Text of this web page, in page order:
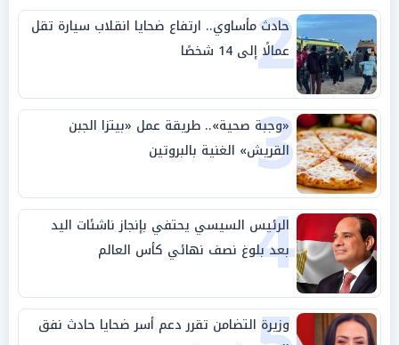
2
حادث مأساوي.. ارتفاع ضحايا انقلاب سيارة تقل
عمالًا إلى 14 شخصًا
3
«وجبة صحية».. طريقة عمل «بيتزا الجبن
القريش» الغنية بالبروتين
4
الرئيس السيسي يحتفي بإنجاز ناشئات اليد
بعد بلوغ نصف نهائي كأس العالم
وزيرة التضامن تقرر دعم أسر ضحايا حادث نفق